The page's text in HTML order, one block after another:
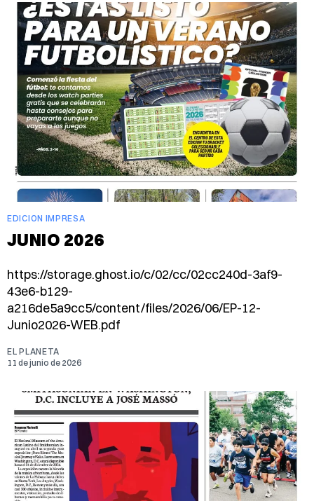
EDICION IMPRESA
JUNIO 2026
https://storage.ghost.io/c/02/cc/02cc240d-3af9-
43e6-b129-
a216de5a9cc5/content/files/2026/06/EP-12-
Junio2026-WEB.pdf
EL PLANETA
11 de junio de 2026